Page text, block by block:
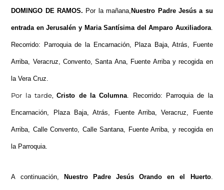
DOMINGO DE RAMOS. Por la mañana, Nuestro Padre Jesús a su
entrada en Jerusalén y Maria Santísima del Amparo Auxiliadora.
Recorrido: Parroquia de la Encarnación, Plaza Baja, Atrás, Fuente
Arriba, Veracruz, Convento, Santa Ana, Fuente Arriba y recogida en
la Vera Cruz.
Por la tarde,Cristo de la Columna. Recorrido: Parroquia de la
Encarnación, Plaza Baja, Atrás, Fuente Arriba, Veracruz, Fuente
Arriba, Calle Convento, Calle Santana, Fuente Arriba, y recogida en
la Parroquia.
A continuación, Nuestro Padre Jesús Orando en el Huerto.